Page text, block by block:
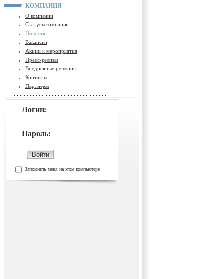
КОМПАНИЯ
О компании
Статусы компании
Новости
Вакансии
Акции и мероприятия
Пресс-релизы
Внедренные решения
Контакты
Партнеры
Логин:
Пароль:
Запомнить меня на этом компьютере